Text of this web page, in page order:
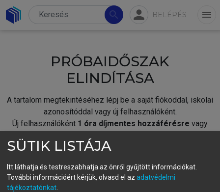
search person BELÉPÉS menu
PRÓBAIDŐSZAK
ELINDÍTÁSA
A tartalom megtekintéséhez lépj be a saját fiókoddal, iskolai
azonosítóddal vagy új felhasználóként.
Új felhasználóként 1 óra díjmentes hozzáférésre vagy
fiókoddal,vagy hozz létre új fiókot.
A regisztráció után apróbaidőszakautomatikusan
SÜTIK LISTÁJA
Itt láthatja és testreszabhatja az önről gyűjtött információkat.
További információért kérjük, olvasd el az adatvédelmi
tájékoztatónkat